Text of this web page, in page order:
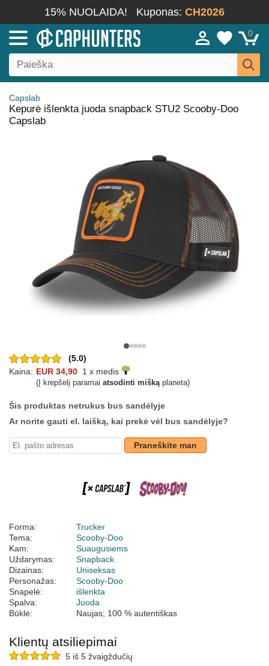
15% NUOLAIDA! Kuponas: CH2026
0
Capslab
Kepurė išlenkta juoda snapback STU2 Scooby-Doo
Capslab
(5.0)
Kaina: EUR 34,90 1 x medis
(Į krepšelį paramai atsodinti miškąplaneta)
Šis produktas netrukus bus sandėlyje
Ar norite gauti el. laišką, kai prekė vėl bus sandėlyje?
Praneškite man
Forma:
Trucker
Tema:
Scooby-Doo
Kam:
Suaugusiems
Uždarymas:
Snapback
Dizainas:
Uniseksas
Personažas:
Scooby-Doo
Snapelė:
išlenkta
Spalva:
Juoda
Būklė:
Naujas; 100 % autentiškas
Klientų atsiliepimai
5 iš 5 žvaigždučių